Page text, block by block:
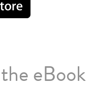
eBook